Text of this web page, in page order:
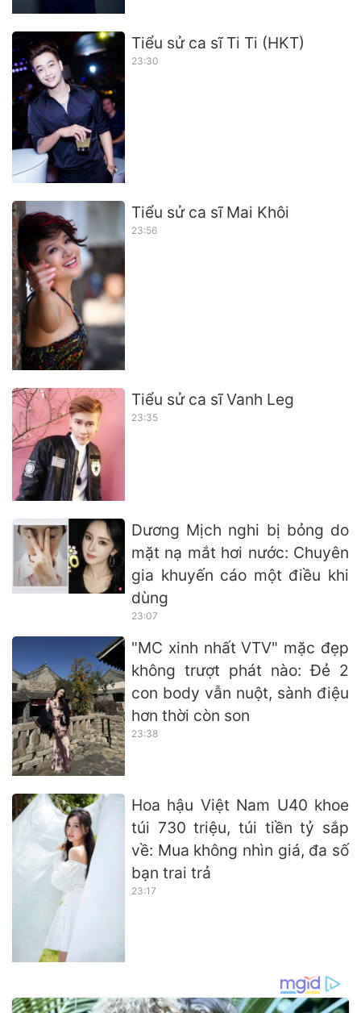
Tiểu sử ca sĩ Ti Ti (HKT)
23:30
Tiểu sử ca sĩ Mai Khôi
23:56
Tiểu sử ca sĩ Vanh Leg
23:35
Dương Mịch nghi bị bỏng do
mặt nạ mắt hơi nước: Chuyên
gia khuyến cáo một điều khi
dùng
23:07
"MC xinh nhất VTV" mặc đẹp
không trượt phát nào: Đẻ 2
con body vẫn nuột, sành điệu
hơn thời còn son
23:38
Hoa hậu Việt Nam U40 khoe
túi 730 triệu, túi tiền tỷ sắp
về: Mua không nhìn giá, đa số
bạn trai trả
23:17